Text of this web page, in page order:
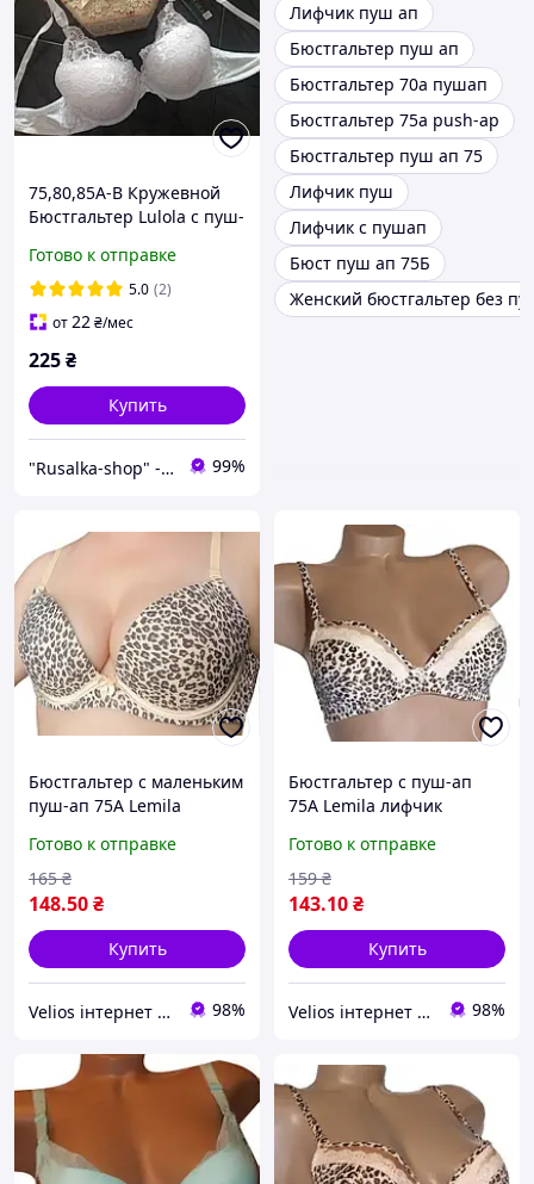
75,80,85А-В Кружевной
Бюстгальтер Lulola с пуш-
второй размер для
маленькой груди женская
бельё белый
Готово к отправке
5.0 (2)
от22₴/мес
225₴
Купить
"Rusalka-shop" - інтернет магазин спідньої жіночої білизни 99%
Лифчик пуш ап
Бюстгальтер пуш ап
Бюстгальтер 70а пушап
Бюстгальтер 75а push-ap
Бюстгальтер пуш ап 75
Лифчик пуш
Лифчик с пушап
Бюст пуш ап 75Б
Женский бюстгальтер без
Бюстгальтер с маленьким
пуш-ап 75А Lemila
леопардовый
Готово к отправке
148.50₴
165 ₴
Купить
Velios інтернет магазин нижньої білизни 98%
Бюстгальтер с пуш-ап
75А Lemila лифчик
75А
Готово к отправке
143.10₴
159 ₴
Купить
Velios інтернет магазин нижньої білизни 98%